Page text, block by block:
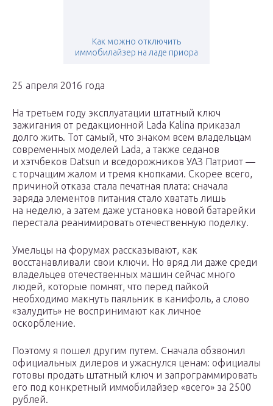
Как можно отключить
иммобилайзер на ладе приора
25 апреля 2016 года
На третьем году эксплуатации штатный ключ
зажигания от редакционной Lada Kalina приказал
долго жить. Тот самый, что знаком всем владельцам
современных моделей Lada, а также седанов
и хэтчбеков Datsun и вседорожников УАЗ Патриот —
с торчащим жалом и тремя кнопками. Скорее всего,
причиной отказа стала печатная плата: сначала
заряда элементов питания стало хватать лишь
на неделю, а затем даже установка новой батарейки
перестала реанимировать отечественную поделку.
Умельцы на форумах рассказывают, как
восстанавливали свои ключи. Но вряд ли даже среди
владельцев отечественных машин сейчас много
людей, которые помнят, что перед пайкой
необходимо макнуть паяльник в канифоль, а слово
«залудить» не воспринимают как личное
оскорбление.
Поэтому я пошел другим путем. Сначала обзвонил
официальных дилеров и ужаснулся ценам: официалы
готовы продать штатный ключ и запрограммировать
его под конкретный иммобилайзер «всего» за 2500
рублей.